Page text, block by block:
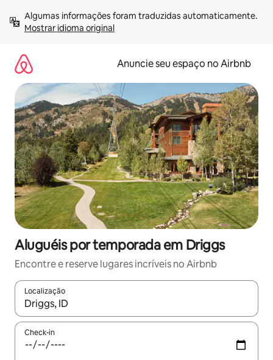
para
Mostrar idioma original
Anuncie seu espaço no Airbnb
Aluguéis por temporada em Driggs
Encontre e reserve lugares incríveis no Airbnb
Localização
Quando os resultados estiverem disponíveis, explore-os
Check-in